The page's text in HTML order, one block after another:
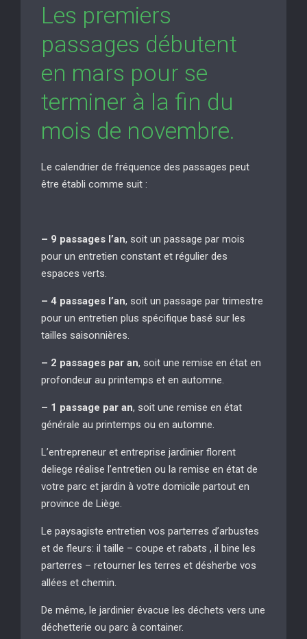
Les premiers
passages débutent
en mars pour se
terminer à la fin du
mois de novembre.
Le calendrier de fréquence des passages peut
être établi comme suit :
– 9 passages l’an, soit un passage par mois
pour un entretien constant et régulier des
espaces verts.
– 4 passages l’an, soit un passage par trimestre
pour un entretien plus spécifique basé sur les
tailles saisonnières.
– 2 passages par an, soit une remise en état en
profondeur au printemps et en automne.
– 1 passage par an, soit une remise en état
générale au printemps ou en automne.
L’entrepreneur et entreprise jardinier florent
deliege réalise l’entretien ou la remise en état de
votre parc et jardin à votre domicile partout en
province de Liège.
Le paysagiste entretien vos parterres d’arbustes
et de fleurs: il taille – coupe et rabats , il bine les
parterres – retourner les terres et désherbe vos
allées et chemin.
De même, le jardinier évacue les déchets vers une
déchetterie ou parc à container.